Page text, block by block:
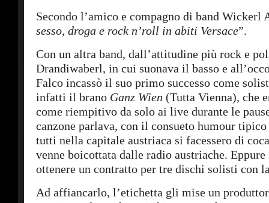
Secondo l’amico e compagno di band Wickerl
sesso, droga e rock n’roll in abiti Versace”.
Con un altra band, dall’attitudine più rock e
Drandiwaberl, in cui suonava il basso e
Falco incassò il suo primo successo come
infatti il brano Ganz Wien (Tutta Vienna), che
come riempitivo da solo ai live durante le
canzone parlava, con il consueto humour
tutti nella capitale austriaca si facessero di
venne boicottata dalle radio austriache.
ottenere un contratto per tre dischi solisti con
Ad affiancarlo, l’etichetta gli mise un